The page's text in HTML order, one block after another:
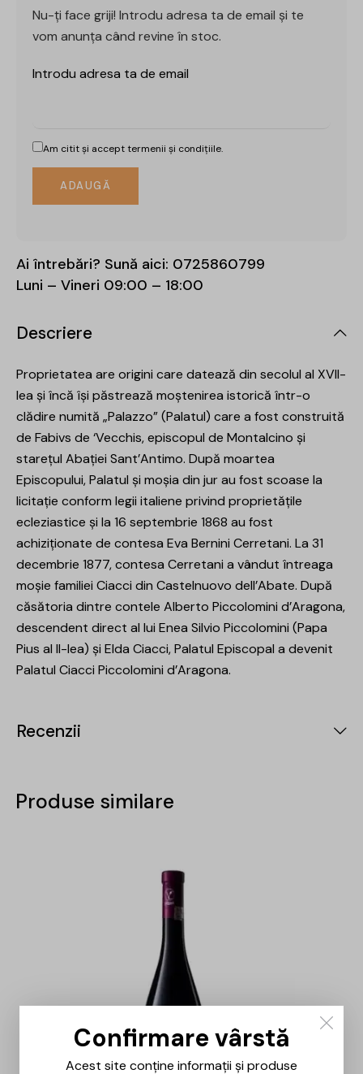
Nu-ți face griji! Introdu adresa ta de email și te
vom anunța când revine în stoc.
Introdu adresa ta de email
Am citit și accepttermenii și condițiile.
Ai întrebări? Sună aici: 0725860799
Luni – Vineri 09:00 – 18:00
Descriere
Proprietatea are origini care datează din secolul al XVII-
lea și încă își păstrează moștenirea istorică într-o
clădire numită „Palazzo” (Palatul) care a fost construită
de Fabivs de ‘Vecchis, episcopul de Montalcino și
starețul Abației Sant’Antimo. După moartea
Episcopului, Palatul și moșia din jur au fost scoase la
licitație conform legii italiene privind proprietățile
ecleziastice și la 16 septembrie 1868 au fost
achiziționate de contesa Eva Bernini Cerretani. La 31
decembrie 1877, contesa Cerretani a vândut întreaga
moșie familiei Ciacci din Castelnuovo dell’Abate. După
căsătoria dintre contele Alberto Piccolomini d’Aragona,
descendent direct al lui Enea Silvio Piccolomini (Papa
Pius al II-lea) și Elda Ciacci, Palatul Episcopal a devenit
Palatul Ciacci Piccolomini d’Aragona.
Recenzii
Produse similare
Confirmare vârstă
Acest site conține informații și produse